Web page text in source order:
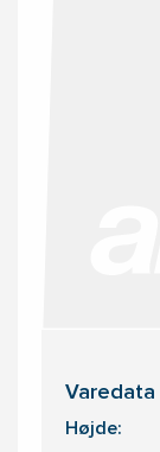
Varedata
Højde: